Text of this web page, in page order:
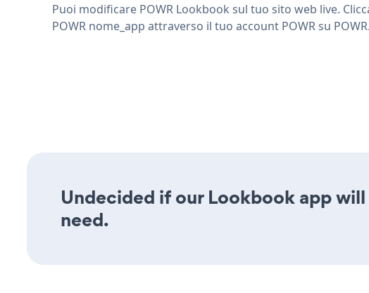
Puoi modificare POWR Lookbook sul tuo sito web live.
POWR nome_app attraverso il tuo account POWRsu
Undecided if our Lookbook app
need.